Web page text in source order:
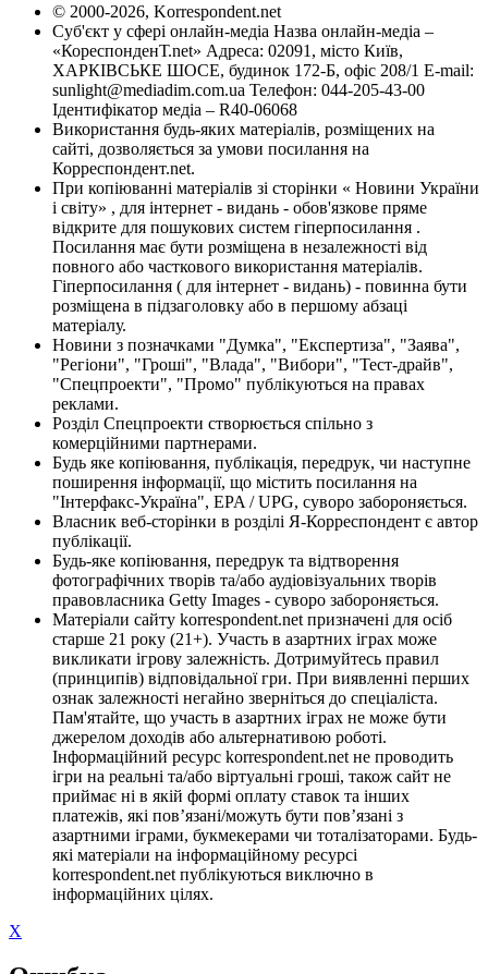
© 2000-2026, Korrespondent.net
Суб'єкт у сфері онлайн-медіа Назва онлайн-медіа –
«КореспонденТ.net» Адреса: 02091, місто Київ,
ХАРКІВСЬКЕ ШОСЕ, будинок 172-Б, офіс 208/1 E-mail:
sunlight@mediadim.com.ua Телефон: 044-205-43-00
Ідентифікатор медіа – R40-06068
Використання будь-яких матеріалів, розміщених на
сайті, дозволяється за умови посилання на
Корреспондент.net.
При копіюванні матеріалів зі сторінки « Новини України
і світу» , для інтернет - видань - обов'язкове пряме
відкрите для пошукових систем гіперпосилання .
Посилання має бути розміщена в незалежності від
повного або часткового використання матеріалів.
Гіперпосилання ( для інтернет - видань) - повинна бути
розміщена в підзаголовку або в першому абзаці
матеріалу.
Новини з позначками "Думка", "Експертиза", "Заява",
"Регіони", "Гроші", "Влада", "Вибори", "Тест-драйв",
"Спецпроекти", "Промо" публікуються на правах
реклами.
Розділ Спецпроекти створюється спільно з
комерційними партнерами.
Будь яке копіювання, публікація, передрук, чи наступне
поширення інформації, що містить посилання на
"Інтерфакс-Україна", EPA / UPG, суворо забороняється.
Власник веб-сторінки в розділі Я-Корреспондент є автор
публікації.
Будь-яке копіювання, передрук та відтворення
фотографічних творів та/або аудіовізуальних творів
правовласника Getty Images - суворо забороняється.
Матеріали сайту korrespondent.net призначені для осіб
старше 21 року (21+). Участь в азартних іграх може
викликати ігрову залежність. Дотримуйтесь правил
(принципів) відповідальної гри. При виявленні перших
ознак залежності негайно зверніться до спеціаліста.
Пам'ятайте, що участь в азартних іграх не може бути
джерелом доходів або альтернативою роботі.
Інформаційний ресурс korrespondent.net не проводить
ігри на реальні та/або віртуальні гроші, також сайт не
приймає ні в якій формі оплату ставок та інших
платежів, які пов’язані/можуть бути пов’язані з
азартними іграми, букмекерами чи тоталізаторами. Будь-
які матеріали на інформаційному ресурсі
korrespondent.net публікуються виключно в
інформаційних цілях.
X